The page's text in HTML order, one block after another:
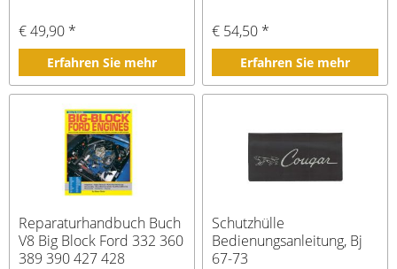
€ 49,90 *
Erfahren Sie mehr
€ 54,50 *
Erfahren Sie mehr
Reparaturhandbuch Buch
V8 Big Block Ford 332 360
389 390 427 428
Schutzhülle
Bedienungsanleitung, Bj
67-73